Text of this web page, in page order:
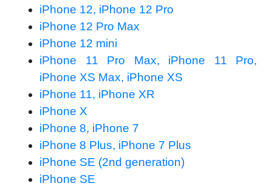
iPhone 12, iPhone 12 Pro
iPhone 12 Pro Max
iPhone 12 mini
iPhone 11 Pro Max, iPhone 11 Pro,
iPhone XS Max, iPhone XS
iPhone 11, iPhone XR
iPhone X
iPhone 8, iPhone 7
iPhone 8 Plus, iPhone 7 Plus
iPhone SE (2nd generation)
iPhone SE